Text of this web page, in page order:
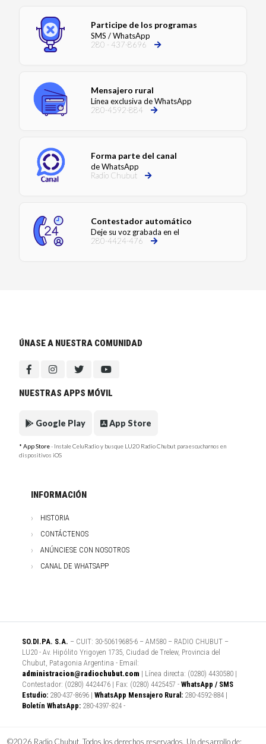
Participe de los programas
SMS / WhatsApp
280 - 437-8696
Mensajero rural
Línea exclusiva de WhatsApp
280-4592-884
Forma parte del canal
de WhatsApp
Radio Chubut
Contestador automático
Deje su voz grabada en el
280-4424-476
ÚNASE A NUESTRA COMUNIDAD
NUESTRAS APPS MÓVIL
Google Play App Store
* App Store- Instale CeluRadio y busque LU20 Radio Chubut para escucharnos en
dispositivos iOS
INFORMACIÓN
HISTORIA
CONTÁCTENOS
ANÚNCIESE CON NOSOTROS
CANAL DE WHATSAPP
SO.DI.PA. S.A. – CUIT: 30-50619685-6 – AM580 – RADIO CHUBUT –
LU20 - Av. Hipólito Yrigoyen 1735, Ciudad de Trelew, Provincia del
Chubut, Patagonia Argentina - Email:
administracion@radiochubut.com | Línea directa: (0280) 4430580 |
Contestador: (0280) 4424476 | Fax: (0280) 4425457 - WhatsApp / SMS
Estudio: 280-437-8696 | WhatsApp Mensajero Rural: 280-4592-884 |
Boletín WhatsApp: 280-4397-824 -
©2026 Radio Chubut. Todos los derechos reservados. Un desarrollo de: